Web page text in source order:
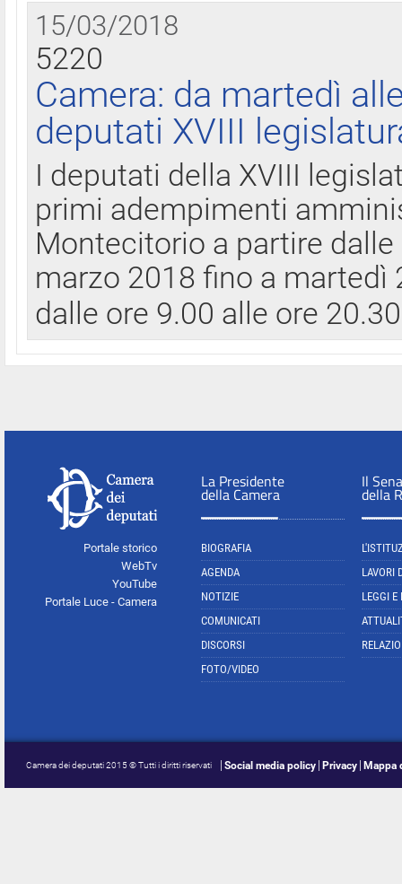
15/03/2018
5220
Camera: da martedì
deputati XVIII
I deputati della XVIII
primi adempimenti
Montecitorio a partire
marzo 2018 fino a
dalle ore 9.00 alle ore
Portale storico
WebTv
YouTube
Portale Luce - Camera
La Presidente
della Camera
BIOGRAFIA
AGENDA
NOTIZIE
COMUNICATI
DISCORSI
FOTO/VIDEO
Il
della
LAVORI
LEGGI E
Camera dei deputati 2015 © Tutti i diritti riservati Social media policy Privacy Mappa